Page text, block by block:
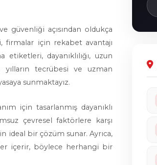
güvenliği açısından oldukça
firmalar için rekabet avantajı
dayanıklılığı, uzun
tecrübesi ve uzman
sunmaktayız.
için tasarlanmış dayanıklı
çevresel faktörlere karşı
ideal bir çözüm sunar. Ayrıca,
içerir, böylece herhangi bir